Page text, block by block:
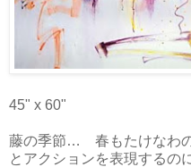
45" x 60"
藤の季節… 春もたけなわ
とアクションを表現するの